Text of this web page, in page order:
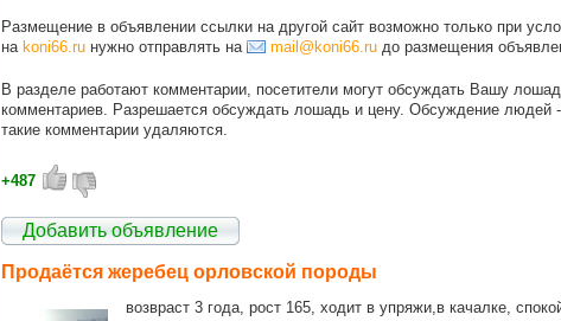
Размещение в объявлении ссылки на другой сайт возможно только при
на koni66.ru нужно отправлять на mail@koni66.ru до размещения
В разделе работают комментарии, посетители могут обсуждать Вашу
комментариев. Разрешается обсуждать лошадь и цену. Обсуждение людей
такие комментарии удаляются.
+487
Добавить объявление
Продаётся жеребец орловской породы
возвраст 3 года, рост 165, ходит в упряжи,в качалке,